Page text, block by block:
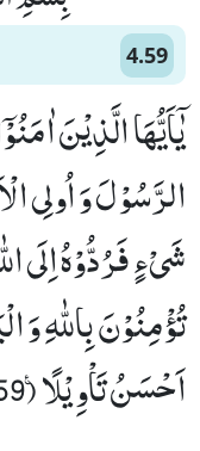
4.59
یٰۤاَیُّهَا الَّذِیْنَ
الرَّسُوْلَ وَ اُولِی
شَیْءٍ فَرُدُّوْهُ اِلَى
تُؤْمِنُوْنَ بِاللّٰهِ
اَحْسَنُ تَاْوِیْلًا۠ (59)